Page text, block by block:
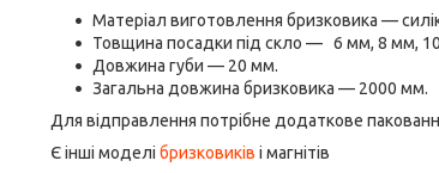
Матеріал виготовлення бризковика —
Товщина посадки під скло — 6 мм, 8 мм,
Довжина губи — 20 мм.
Загальна довжина бризковика — 2000 мм.
Для відправлення потрібне додаткове
Є інші моделі бризковиків і магнітів